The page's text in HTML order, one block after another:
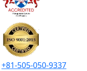
+81-505-050-9337